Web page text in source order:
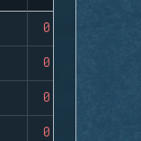
0
0
0
0